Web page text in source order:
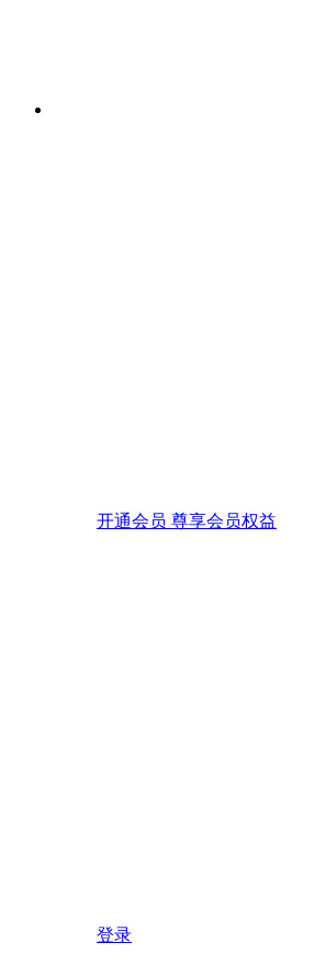
开通会员 尊享会员权益
登录